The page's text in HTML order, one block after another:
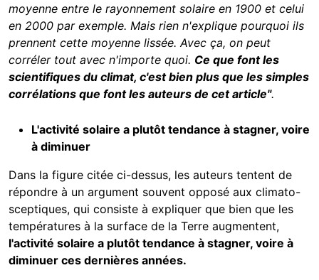
moyenne entre le rayonnement solaire en 1900 et celui
en 2000 par exemple. Mais rien n'explique pourquoi ils
prennent cette moyenne lissée. Avec ça, on peut
corréler tout avec n'importe quoi. Ce que font les
scientifiques du climat, c'est bien plus que les simples
corrélations que font les auteurs de cet article".
L'activité solaire a plutôt tendance à stagner, voire
à diminuer
Dans la figure citée ci-dessus, les auteurs tentent de
répondre à un argument souvent opposé aux climato-
sceptiques, qui consiste à expliquer que bien que les
températures à la surface de la Terre augmentent,
l'activité solaire a plutôt tendance à stagner, voire à
diminuer ces dernières années.